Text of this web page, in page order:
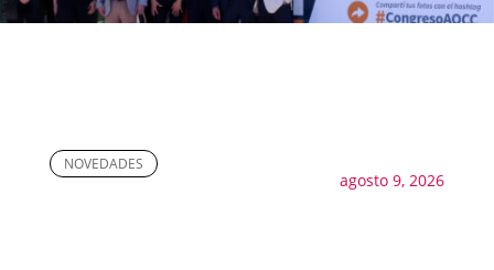
NOVEDADES
agosto 9, 2026